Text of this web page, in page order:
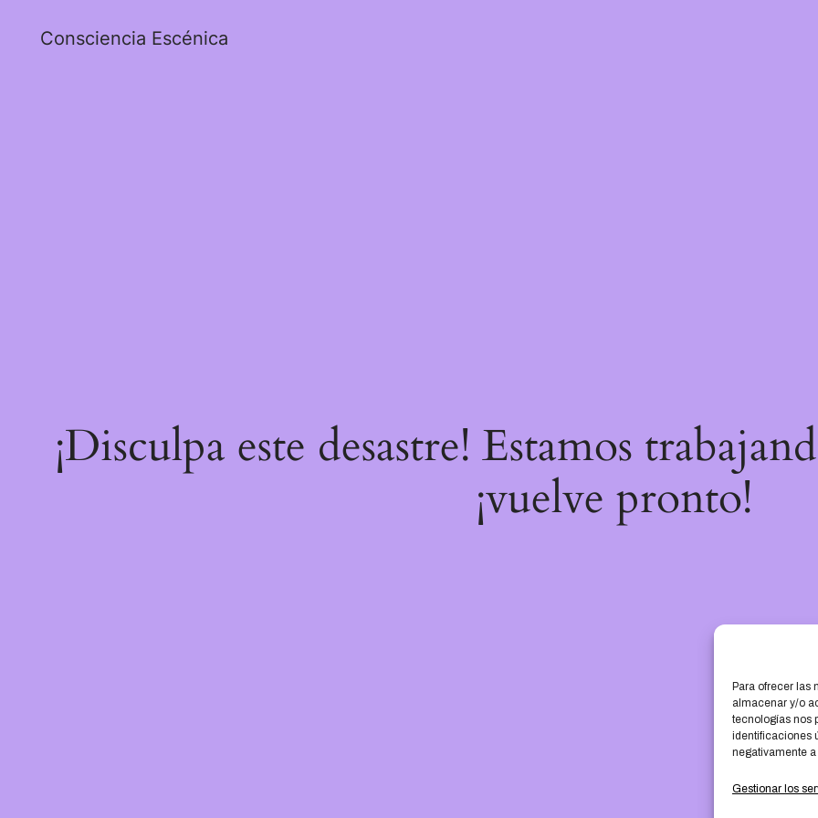
Para ofrecer las
almacenar y/o
tecnologías nos
identificaciones
negativamente
Gestionar los
Consciencia Escénica
¡Disculpa este desastre! Estamos
¡vuelve pronto!